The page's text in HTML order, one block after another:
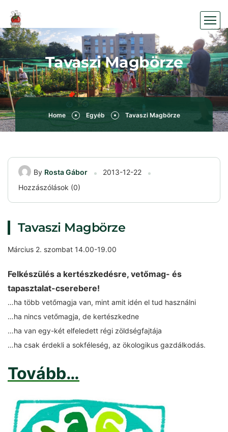
Tavaszi Magbörze
Home Egyéb Tavaszi Magbörze
By Rosta Gábor
2013-12-22
Hozzászólások (0)
Tavaszi Magbörze
Március 2. szombat 14.00-19.00
Felkészülés a kertészkedésre, vetőmag- és
tapasztalat-cserebere!
…ha több vetőmagja van, mint amit idén el tud használni
…ha nincs vetőmagja, de kertészkedne
…ha van egy-két elfeledett régi zöldségfajtája
…ha csak érdekli a sokféleség, az ökologikus gazdálkodás.
Tovább…